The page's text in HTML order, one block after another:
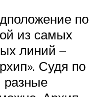
по
из самых
линий –
Судя по
разные